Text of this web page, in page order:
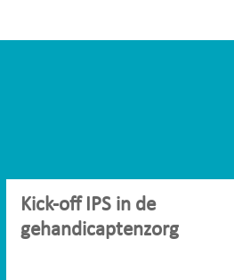
Kick-off IPS in de
gehandicaptenzorg